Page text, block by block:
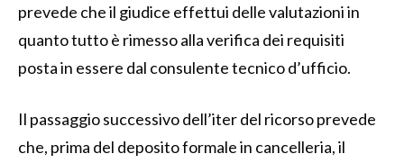
prevede che il giudice effettui delle valutazioni in
quanto tutto è rimesso alla verifica dei requisiti
posta in essere dal consulente tecnico d’ufficio.
Il passaggio successivo dell’iter del ricorso prevede
che, prima del deposito formale in cancelleria, il